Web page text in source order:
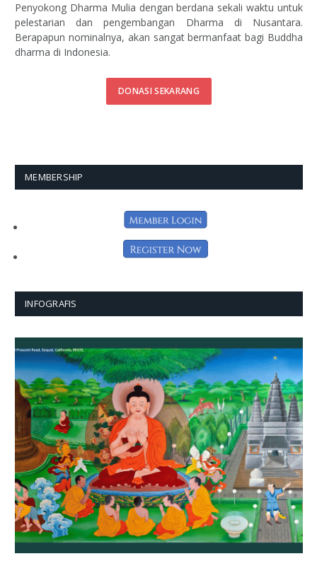
Penyokong Dharma Mulia dengan berdana sekali waktu untuk
pelestarian dan pengembangan Dharma di Nusantara.
Berapapun nominalnya, akan sangat bermanfaat bagi Buddha
dharma di Indonesia.
DONASI SEKARANG
MEMBERSHIP
INFOGRAFIS